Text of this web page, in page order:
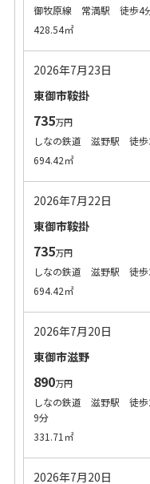
御牧原線 常満駅 徒歩4
428.54㎡
2026年7月23日
東御市鞍掛
735万円
しなの鉄道 滋野駅 徒歩
694.42㎡
2026年7月22日
東御市鞍掛
735万円
しなの鉄道 滋野駅 徒歩
694.42㎡
2026年7月20日
東御市滋野
890万円
しなの鉄道 滋野駅 徒
9分
331.71㎡
2026年7月20日